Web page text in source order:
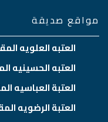
مواقع صديقة
العتبه العلويه
العتبه الحسينيه
العتبة العباسيه
العتبة الرضويه